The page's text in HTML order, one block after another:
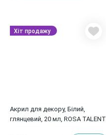
Акрил для декору, Білий,
глянцевий, 20 мл, ROSA TALENT
Хіт продажу